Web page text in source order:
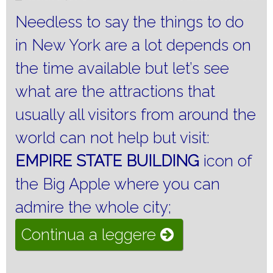
Needless to say the things to do
in New York are a lot depends on
the time available but let’s see
what are the attractions that
usually all visitors from around the
world can not help but visit:
EMPIRE STATE BUILDING icon of
the Big Apple where you can
admire the whole city;
Continua a leggere “Visit
New